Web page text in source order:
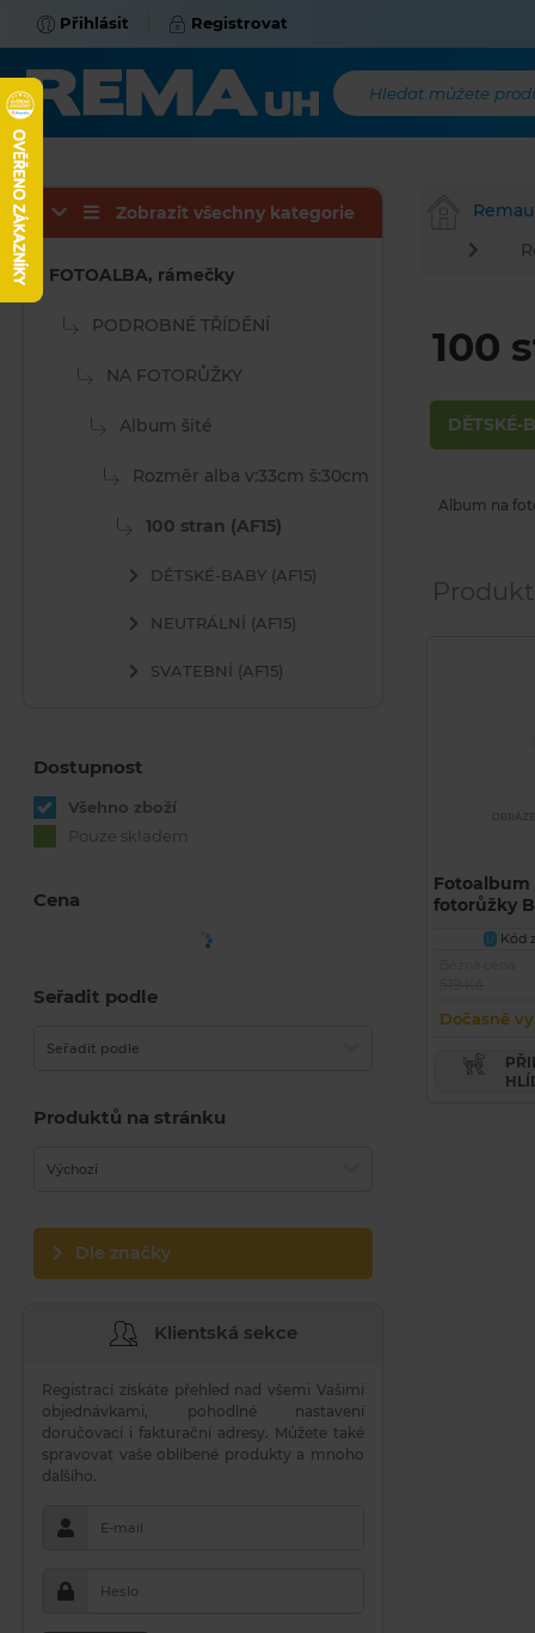
Přihlásit Registrovat
Hledat můžete
100
DĚTSKÉ-
Album na
Fotoalbum
fotorůžky
U
Kód
Dočasně
Zobrazit všechny kategorie
FOTOALBA, rámečky
PODROBNÉ TŘÍDĚNÍ
NA FOTORŮŽKY
Album šité
Rozměr alba v:33cm š:30cm
100 stran (AF15)
DĚTSKÉ-BABY (AF15)
NEUTRÁLNÍ (AF15)
SVATEBNÍ (AF15)
Dostupnost
Všehno zboží
Pouze skladem
Cena
Seřadit podle
Seřadit podle
Produktů na stránku
Výchozí
Dle značky
Klientská sekce
Registrací získáte přehled nad všemi Vašimi
objednávkami, pohodlné nastavení
doručovací i fakturační adresy. Můžete také
spravovat vaše oblíbené produkty a mnoho
dalšího.
E-mail
Heslo